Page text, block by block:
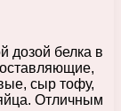
дозой белка в
сыр тофу,
Отличным